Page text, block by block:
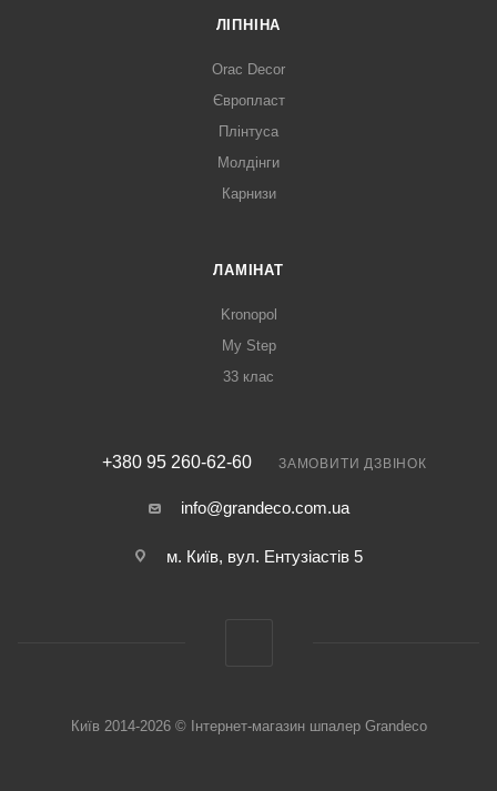
ЛІПНІНА
Orac Decor
Європласт
Плінтуса
Молдінги
Карнизи
ЛАМІНАТ
Kronopol
My Step
33 клас
+380 95 260-62-60 ЗАМОВИТИ ДЗВІНОК
info@grandeco.com.ua
м. Київ, вул. Ентузіастів 5
Київ 2014-2026 © Інтернет-магазин шпалер Grandeco